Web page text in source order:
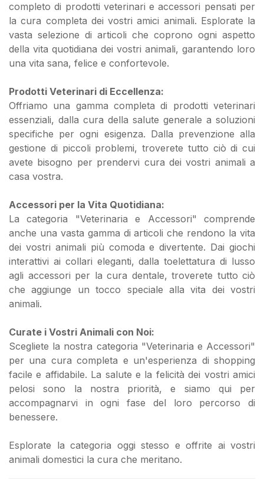
completo di prodotti veterinari e accessori pensati per
la cura completa dei vostri amici animali. Esplorate la
vasta selezione di articoli che coprono ogni aspetto
della vita quotidiana dei vostri animali, garantendo loro
una vita sana, felice e confortevole.
Prodotti Veterinari di Eccellenza:
Offriamo una gamma completa di prodotti veterinari
essenziali, dalla cura della salute generale a soluzioni
specifiche per ogni esigenza. Dalla prevenzione alla
gestione di piccoli problemi, troverete tutto ciò di cui
avete bisogno per prendervi cura dei vostri animali a
casa vostra.
Accessori per la Vita Quotidiana:
La categoria "Veterinaria e Accessori" comprende
anche una vasta gamma di articoli che rendono la vita
dei vostri animali più comoda e divertente. Dai giochi
interattivi ai collari eleganti, dalla toelettatura di lusso
agli accessori per la cura dentale, troverete tutto ciò
che aggiunge un tocco speciale alla vita dei vostri
animali.
Curate i Vostri Animali con Noi:
Scegliete la nostra categoria "Veterinaria e Accessori"
per una cura completa e un'esperienza di shopping
facile e affidabile. La salute e la felicità dei vostri amici
pelosi sono la nostra priorità, e siamo qui per
accompagnarvi in ogni fase del loro percorso di
benessere.
Esplorate la categoria oggi stesso e offrite ai vostri
animali domestici la cura che meritano.